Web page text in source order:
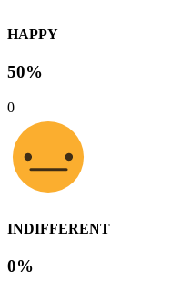
HAPPY
50%
0
INDIFFERENT
0%